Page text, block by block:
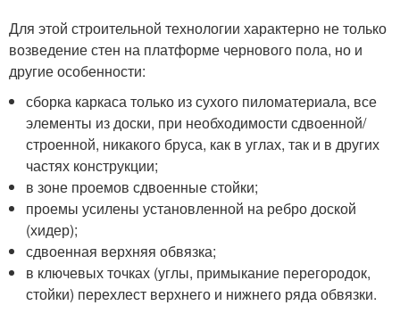
Для этой строительной технологии характерно не только
возведение стен на платформе чернового пола, но и
другие особенности:
сборка каркаса только из сухого пиломатериала, все
элементы из доски, при необходимости сдвоенной/
строенной, никакого бруса, как в углах, так и в других
частях конструкции;
в зоне проемов сдвоенные стойки;
проемы усилены установленной на ребро доской
(хидер);
сдвоенная верхняя обвязка;
в ключевых точках (углы, примыкание перегородок,
стойки) перехлест верхнего и нижнего ряда обвязки.